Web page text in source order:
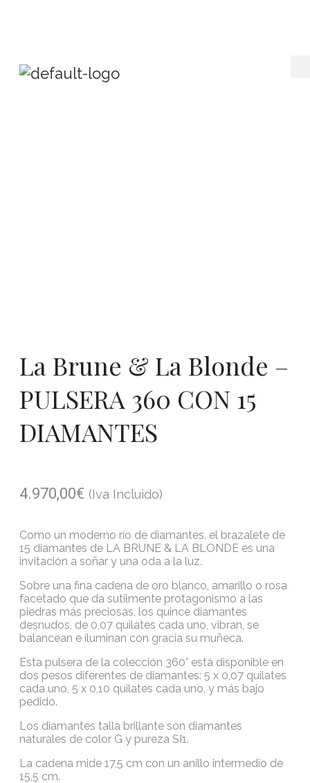
La Brune & La Blonde –
PULSERA 360 CON 15
DIAMANTES
4.970,00€ (Iva Incluido)
Como un moderno río de diamantes, el brazalete de
15 diamantes de LA BRUNE & LA BLONDE es una
invitación a soñar y una oda a la luz.
Sobre una fina cadena de oro blanco, amarillo o rosa
facetado que da sutilmente protagonismo a las
piedras más preciosas, los quince diamantes
desnudos, de 0,07 quilates cada uno, vibran, se
balancean e iluminan con gracia su muñeca.
Esta pulsera de la colección 360° está disponible en
dos pesos diferentes de diamantes: 5 x 0,07 quilates
cada uno, 5 x 0,10 quilates cada uno, y más bajo
pedido.
Los diamantes talla brillante son diamantes
naturales de color G y pureza SI1.
La cadena mide 17,5 cm con un anillo intermedio de
15,5 cm.